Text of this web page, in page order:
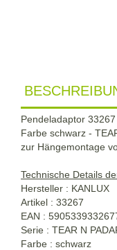
Pendeladaptor
Farbe schwarz -
zur Hängemontage
Technische Details
Hersteller : KANLUX
Artikel : 33267
EAN :
Serie : TEAR N
Farbe : schwarz